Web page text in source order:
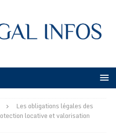
Les obligations légales des
locative et valorisation